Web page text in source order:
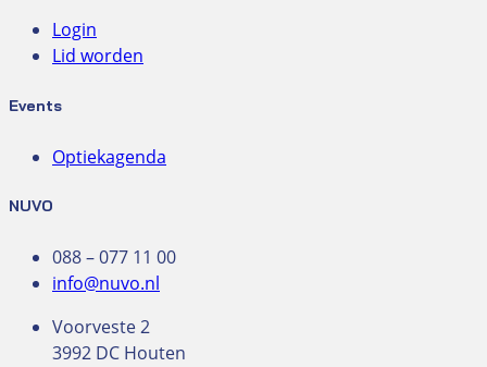
Login
Lid worden
Events
Optiekagenda
NUVO
088 – 077 11 00
info@nuvo.nl
Voorveste 2
3992 DC Houten